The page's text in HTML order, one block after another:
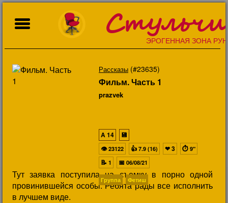
ЭРОГЕННАЯ ЗОНА
Рассказы (#23635)
Фильм. Часть 1
prazvek
Тут заявка поступила на съемку в порно одной
провинившейся особы. Ребята рады все исполнить
в лучшем виде.
A14
💾
👁23122 👍 7.9 (16) ❤3 ⏱ 9"
📝 1 📅 06/08/21
Группа Фетиш